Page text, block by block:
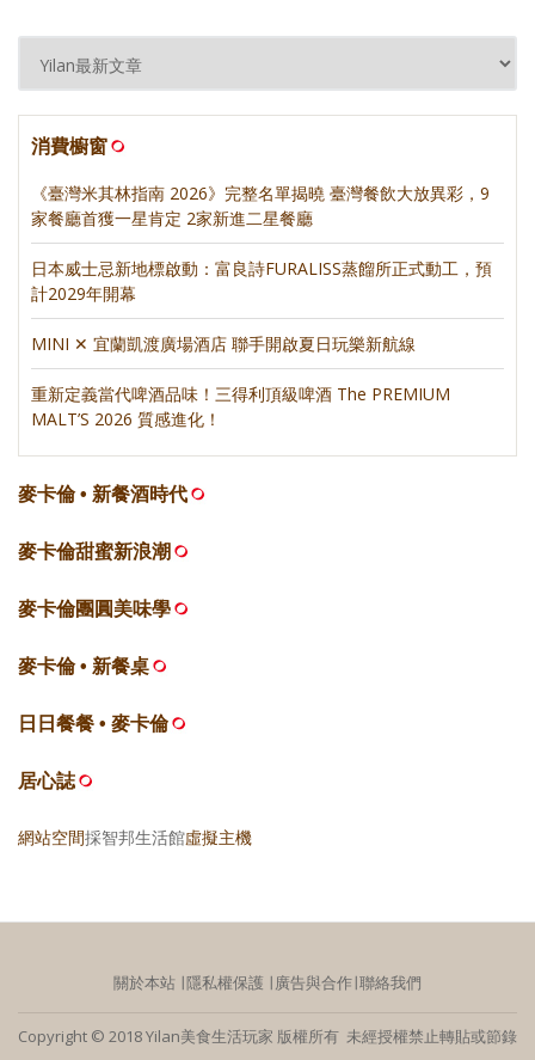
消費櫥窗
《臺灣米其林指南 2026》完整名單揭曉 臺灣餐飲大放異彩，9
家餐廳首獲一星肯定 2家新進二星餐廳
日本威士忌新地標啟動：富良詩FURALISS蒸餾所正式動工，預
計2029年開幕
MINI ✕ 宜蘭凱渡廣場酒店 聯手開啟夏日玩樂新航線
重新定義當代啤酒品味！三得利頂級啤酒 The PREMIUM
MALT’S 2026 質感進化！
麥卡倫 • 新餐酒時代
麥卡倫甜蜜新浪潮
麥卡倫團圓美味學
麥卡倫 • 新餐桌
日日餐餐 • 麥卡倫
居心誌
網站空間採智邦生活館虛擬主機
關於本站 ∣隱私權保護 ∣廣告與合作∣聯絡我們
Copyright © 2018 Yilan美食生活玩家 版權所有 未經授權禁止轉貼或節錄